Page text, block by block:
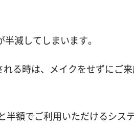
減してしまいます。
る時は、メイクをせずにご
額でご利用いただけるシス